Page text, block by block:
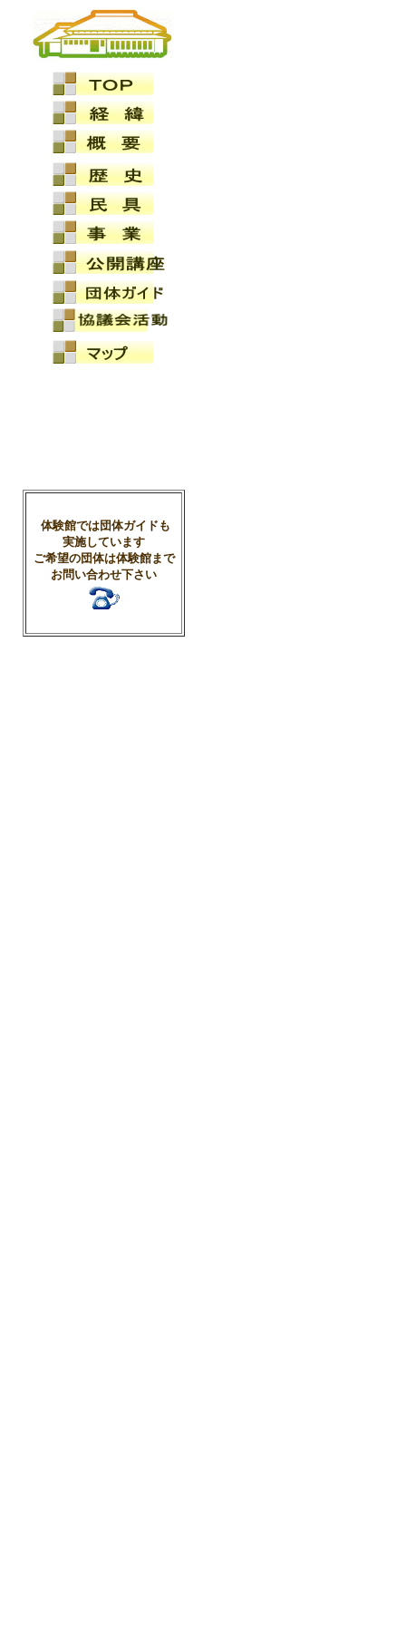
体験館では団体ガイドも
実施しています
ご希望の団体は体験館まで
お問い合わせ下さい